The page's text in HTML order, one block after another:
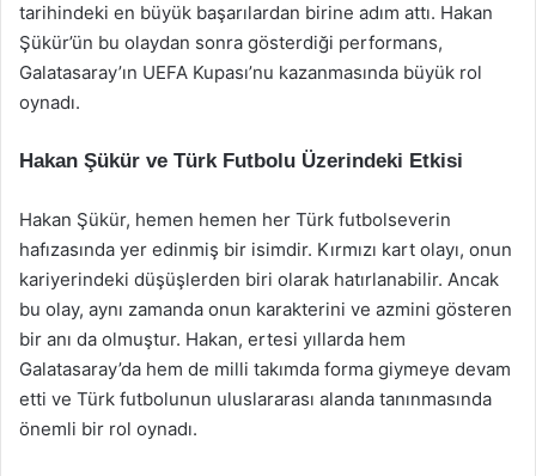
tarihindeki en büyük başarılardan birine adım attı. Hakan
Şükür’ün bu olaydan sonra gösterdiği performans,
Galatasaray’ın UEFA Kupası’nu kazanmasında büyük rol
oynadı.
Hakan Şükür ve Türk Futbolu Üzerindeki Etkisi
Hakan Şükür, hemen hemen her Türk futbolseverin
hafızasında yer edinmiş bir isimdir. Kırmızı kart olayı, onun
kariyerindeki düşüşlerden biri olarak hatırlanabilir. Ancak
bu olay, aynı zamanda onun karakterini ve azmini gösteren
bir anı da olmuştur. Hakan, ertesi yıllarda hem
Galatasaray’da hem de milli takımda forma giymeye devam
etti ve Türk futbolunun uluslararası alanda tanınmasında
önemli bir rol oynadı.